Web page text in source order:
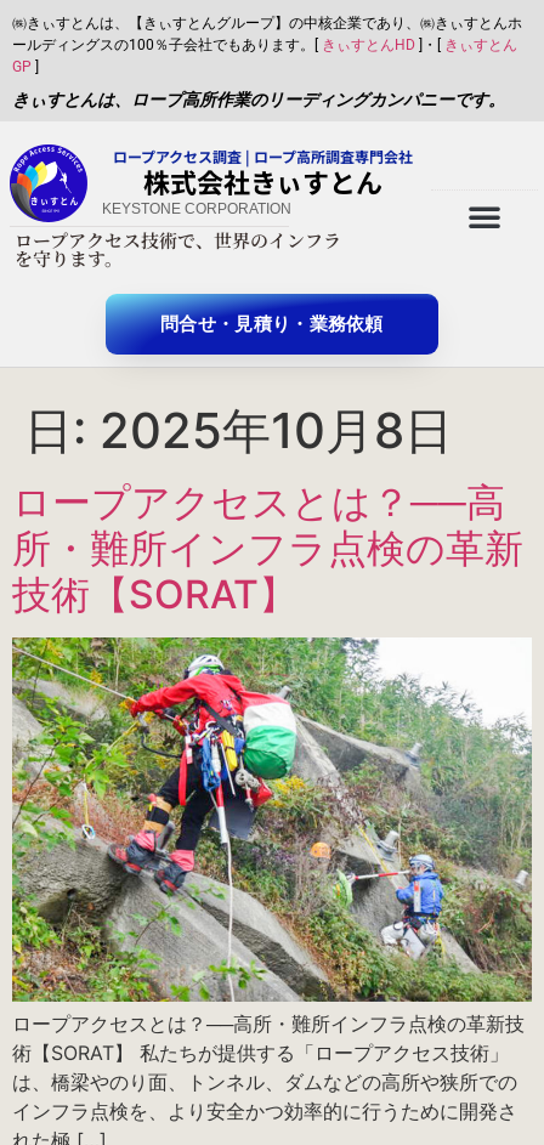
㈱きぃすとんは、【きぃすとんグループ】の中核企業であり、㈱きぃすとんホ
ールディングスの100％子会社でもあります。[
きぃすとんHD ]・[
きぃすとん
GP
きぃすとんは、ロープ高所作業のリーディングカンパニーです。
ロープアクセス調査 | ロープ高所調査専門会社
​株式会社きぃすとん
KEYSTONE CORPORATION
ロープアクセス技術で、世界のインフラ
を守ります。
問合せ・見積り・業務依頼
日: 2025年10月8日
ロープアクセスとは？──高
所・難所インフラ点検の革新
技術【SORAT】
ロープアクセスとは？──高所・難所インフラ点検の革新技
術【SORAT】 私たちが提供する「ロープアクセス技術」
は、橋梁やのり面、トンネル、ダムなどの高所や狭所での
インフラ点検を、より安全かつ効率的に行うために開発さ